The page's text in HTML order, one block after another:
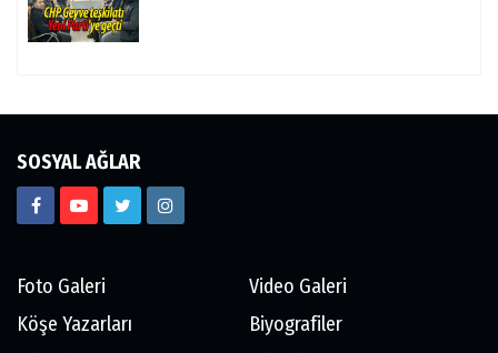
SOSYAL AĞLAR
Foto Galeri
Video Galeri
Köşe Yazarları
Biyografiler